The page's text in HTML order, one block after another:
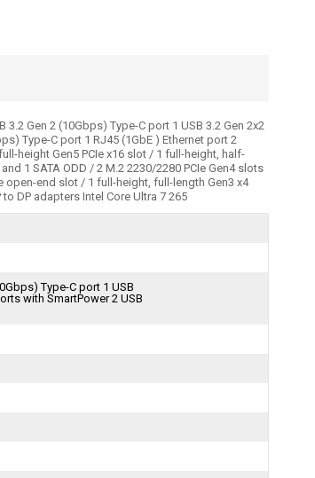
3.2 Gen 2 (10Gbps) Type-C port 1 USB 3.2 Gen 2x2
Type-C port 1 RJ45 (1GbE ) Ethernet port 2
height Gen5 PCIe x16 slot / 1 full-height, half-
1 SATA ODD / 2 M.2 2230/2280 PCIe Gen4 slots
open-end slot / 1 full-height, full-length Gen3 x4
to DP adapters Intel Core Ultra 7 265
Type-C port 1 USB
with SmartPower 2 USB